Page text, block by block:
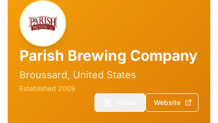
Parish Brewing Company
Broussard, United States
Established 2009
Website